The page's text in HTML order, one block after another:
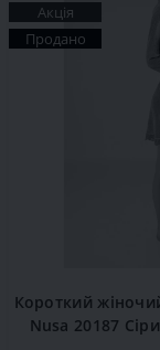
Акція
Продано
Короткий
Nusa 20187